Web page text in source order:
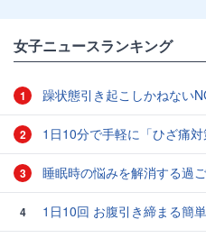
女子ニュースランキング
1 躁状態引き起こしかねない
2 1日10分で手軽に「ひざ痛対
3 睡眠時の悩みを解消する過
4 1日10回 お腹引き締まる簡